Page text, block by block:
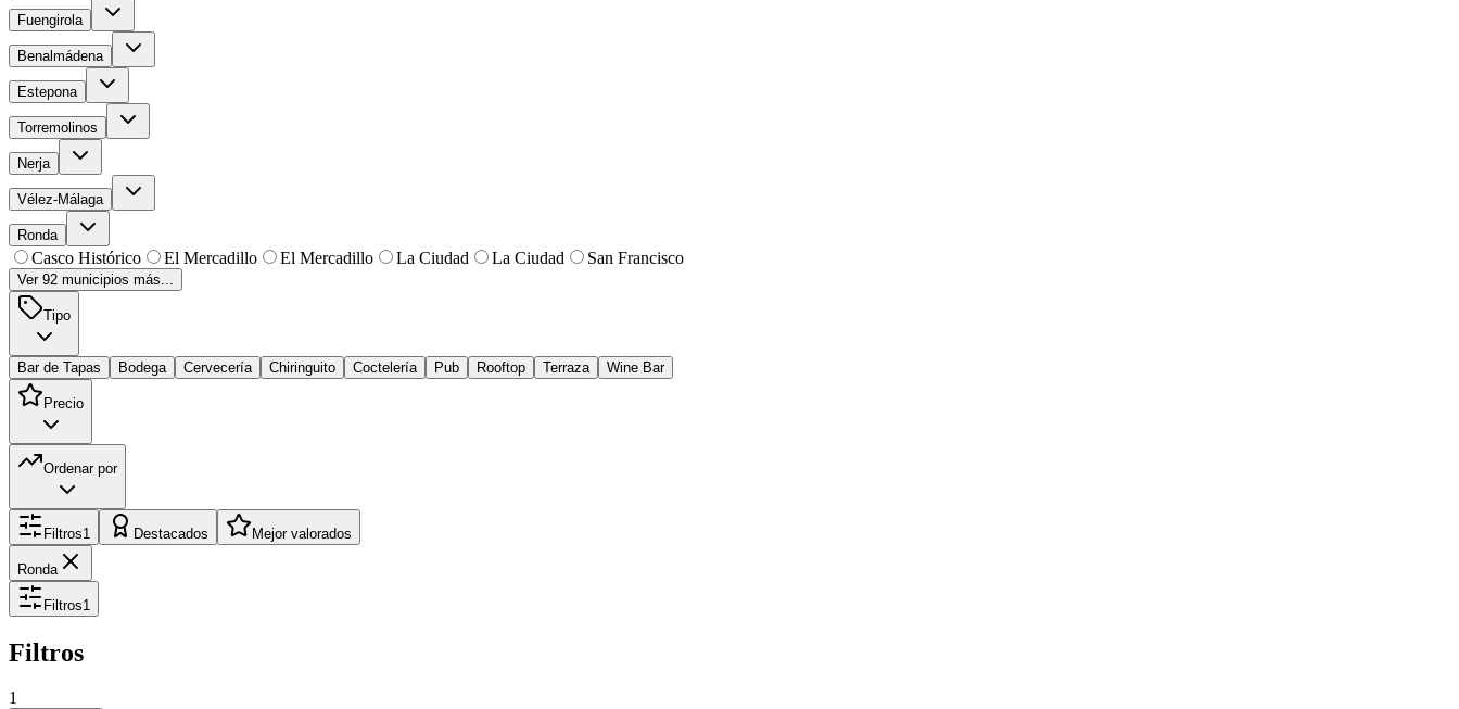
Fuengirola
Benalmádena
Estepona
Torremolinos
Nerja
Vélez-Málaga
Ronda
Casco Histórico El Mercadillo El Mercadillo La Ciudad La Ciudad San Francisco
Ver 92 municipios más...
Tipo
Bar de Tapas Bodega Cervecería Chiringuito Coctelería Pub Rooftop Terraza Wine Bar
Precio
Ordenar por
Filtros1 Destacados Mejor valorados
Ronda
Filtros1
Filtros
1